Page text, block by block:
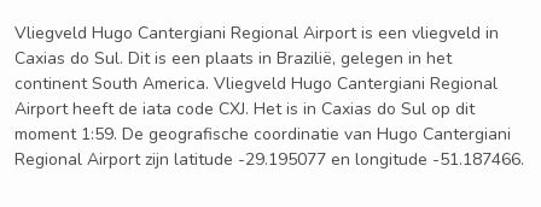
Vliegveld Hugo Cantergiani Regional Airport is een vliegveld in
Caxias do Sul. Dit is een plaats in Brazilië, gelegen in het
continent South America. Vliegveld Hugo Cantergiani Regional
Airport heeft de iata code CXJ. Het is in Caxias do Sul op dit
moment 1:59. De geografische coordinatie van Hugo Cantergiani
Regional Airport zijn latitude -29.195077 en longitude -51.187466.